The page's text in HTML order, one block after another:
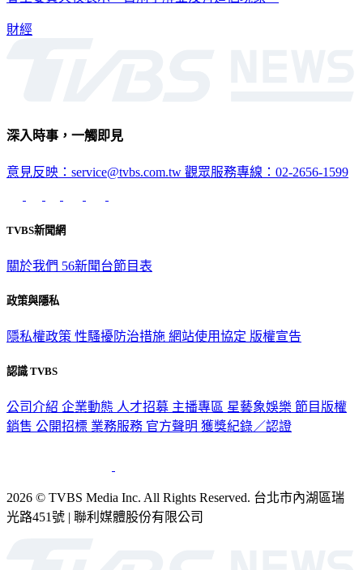
財經
深入時事，一觸即見
意見反映：service@tvbs.com.tw 觀眾服務專線：02-2656-1599
TVBS新聞網
關於我們 56新聞台節目表
政策與隱私
隱私權政策 性騷擾防治措施 網站使用協定 版權宣告
認識 TVBS
公司介紹 企業動態 人才招募 主播專區 星藝象娛樂 節目版權
銷售 公開招標 業務服務 官方聲明 獲獎紀錄／認證
2026 © TVBS Media Inc. All Rights Reserved. 台北市內湖區瑞
光路451號 | 聯利媒體股份有限公司